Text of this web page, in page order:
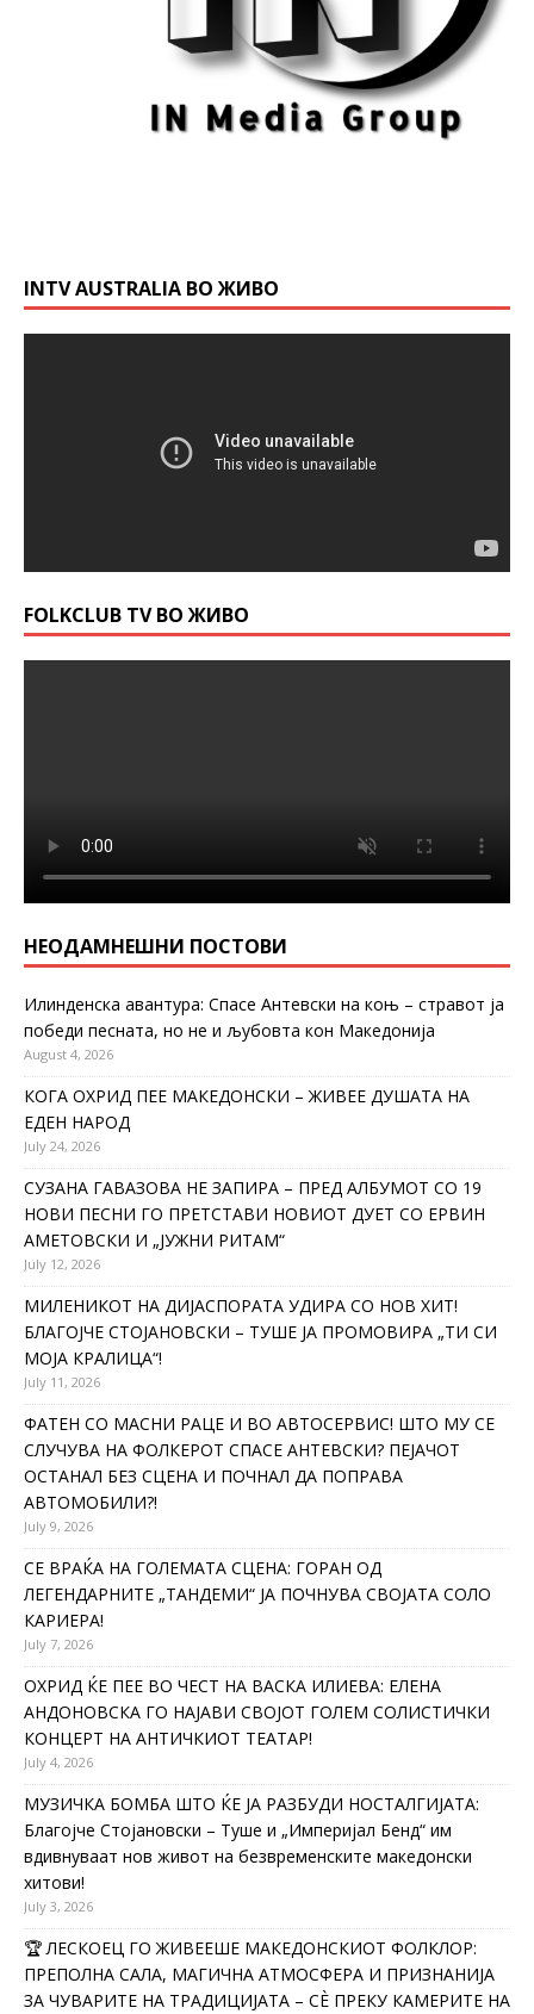
INTV AUSTRALIA ВО ЖИВО
FOLKCLUB TV ВО ЖИВО
НЕОДАМНЕШНИ ПОСТОВИ
Илинденска авантура: Спасе Антевски на коњ – стравот ја
победи песната, но не и љубовта кон Македонија
August 4, 2026
КОГА ОХРИД ПЕЕ МАКЕДОНСКИ – ЖИВЕЕ ДУШАТА НА
ЕДЕН НАРОД
July 24, 2026
СУЗАНА ГАВАЗОВА НЕ ЗАПИРА – ПРЕД АЛБУМОТ СО 19
НОВИ ПЕСНИ ГО ПРЕТСТАВИ НОВИОТ ДУЕТ СО ЕРВИН
АМЕТОВСКИ И „ЈУЖНИ РИТАМ“
July 12, 2026
МИЛЕНИКОТ НА ДИЈАСПОРАТА УДИРА СО НОВ ХИТ!
БЛАГОЈЧЕ СТОЈАНОВСКИ – ТУШЕ ЈА ПРОМОВИРА „ТИ СИ
МОЈА КРАЛИЦА“!
July 11, 2026
ФАТЕН СО МАСНИ РАЦЕ И ВО АВТОСЕРВИС! ШТО МУ СЕ
СЛУЧУВА НА ФОЛКЕРОТ СПАСЕ АНТЕВСКИ? ПЕЈАЧОТ
ОСТАНАЛ БЕЗ СЦЕНА И ПОЧНАЛ ДА ПОПРАВА
АВТОМОБИЛИ?!
July 9, 2026
СЕ ВРАЌА НА ГОЛЕМАТА СЦЕНА: ГОРАН ОД
ЛЕГЕНДАРНИТЕ „ТАНДЕМИ“ ЈА ПОЧНУВА СВОЈАТА СОЛО
КАРИЕРА!
July 7, 2026
ОХРИД ЌЕ ПЕЕ ВО ЧЕСТ НА ВАСКА ИЛИЕВА: ЕЛЕНА
АНДОНОВСКА ГО НАЈАВИ СВОЈОТ ГОЛЕМ СОЛИСТИЧКИ
КОНЦЕРТ НА АНТИЧКИОТ ТЕАТАР!
July 4, 2026
МУЗИЧКА БОМБА ШТО ЌЕ ЈА РАЗБУДИ НОСТАЛГИЈАТА:
Благојче Стојановски – Туше и „Империјал Бенд“ им
вдивнуваат нов живот на безвременските македонски
хитови!
July 3, 2026
🏆 ЛЕСКОЕЦ ГО ЖИВЕЕШЕ МАКЕДОНСКИОТ ФОЛКЛОР:
ПРЕПОЛНА САЛА, МАГИЧНА АТМОСФЕРА И ПРИЗНАНИЈА
ЗА ЧУВАРИТЕ НА ТРАДИЦИЈАТА – СÈ ПРЕКУ КАМЕРИТЕ НА